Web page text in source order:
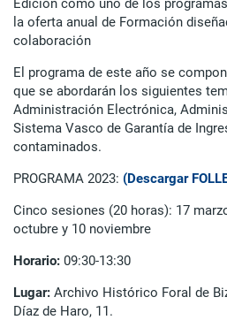
la oferta anual de Formación
colaboración
El programa de este año se
que se abordarán los siguientes
Administración Electrónica,
Sistema Vasco de Garantía de
contaminados.
PROGRAMA 2023: (Descargar
Cinco sesiones (20 horas): 17
octubre y 10 noviembre
Horario: 09:30-13:30
Lugar: Archivo Histórico Foral de
Díaz de Haro, 11.